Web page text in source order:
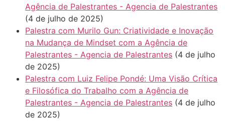
Agência de Palestrantes - Agencia de Palestrantes
(4 de julho de 2025)
Palestra com Murilo Gun: Criatividade e Inovação
na Mudança de Mindset com a Agência de
Palestrantes - Agencia de Palestrantes (4 de julho
de 2025)
Palestra com Luiz Felipe Pondé: Uma Visão Crítica
e Filosófica do Trabalho com a Agência de
Palestrantes - Agencia de Palestrantes (4 de julho
de 2025)